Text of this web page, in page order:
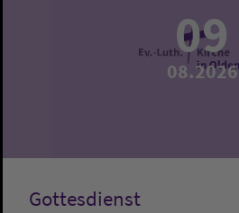
09
08.2026
Gottesdienst